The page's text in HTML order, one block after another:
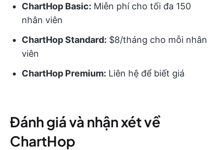
ChartHop Basic: Miễn phí cho tối đa 150
nhân viên
ChartHop Standard: $8/tháng cho mỗi nhân
viên
ChartHop Premium: Liên hệ để biết giá
Đánh giá và nhận xét về
ChartHop